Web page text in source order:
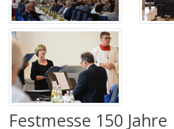
Festmesse 150 Jahre